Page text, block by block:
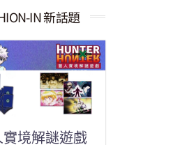
IN 新話題
實境解謎遊戲